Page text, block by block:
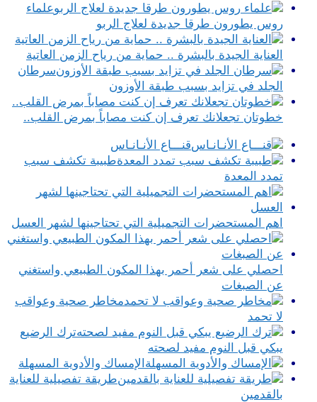
علماء
روس يطورون طرقا جديدة لعلاج الربو
العناية الجيدة بالبشرة .. حماية من رياح الزمن العاتية
سرطان
الجلد في تزايد بسبب طبقة الأوزون
خطوتان تجعلانك تعرف إن كنت مصاباً بمرض القلب..
قنـــاع الأنـانـاس
طبيبة تكشف سبب
تمدد المعدة
اهم المستحضرات التجميلية التي تحتاجينها لشهر العسل
احصلي على شعر أحمر بهذا المكون الطبيعي واستغني
عن الصبغات
مخاطر صحية وعواقب
لا تحمد
ترك الرضيع
يبكي قبل النوم مفيد لصحته
الإمساك والأدوية المسهلة
طريقة تفصيلية للعناية
بالقدمين